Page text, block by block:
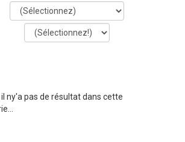
il ny'a pas de résultat dans cette